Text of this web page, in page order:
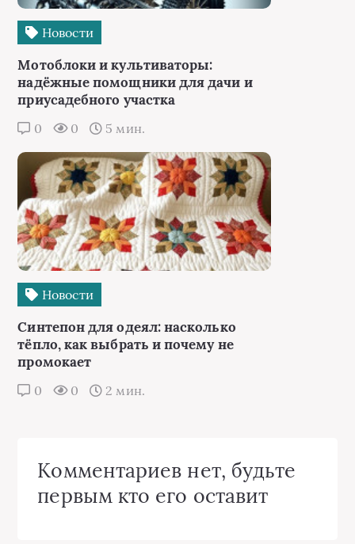
Новости
Мотоблоки и культиваторы:
надёжные помощники для дачи и
приусадебного участка
0 0 5 мин.
Новости
Синтепон для одеял: насколько
тёпло, как выбрать и почему не
промокает
0 0 2 мин.
Комментариев нет, будьте
первым кто его оставит